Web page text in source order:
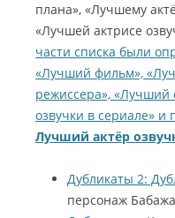
плана», «Лучшему
«Лучшей актрисе
части списка были
«Лучший фильм»,
режиссера», «Лучший
озвучки в сериале»
Лучший актёр
Дубликаты 2:
персонаж